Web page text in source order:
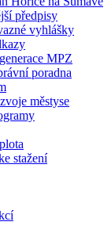
předpisy
vyhlášky
MPZ
poradna
městyse
stažení